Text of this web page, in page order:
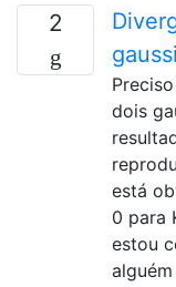
2
dois
está
0 para
estou